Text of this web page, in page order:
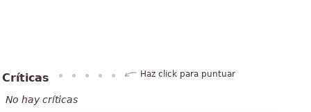
Críticas Haz click para puntuar
No hay críticas